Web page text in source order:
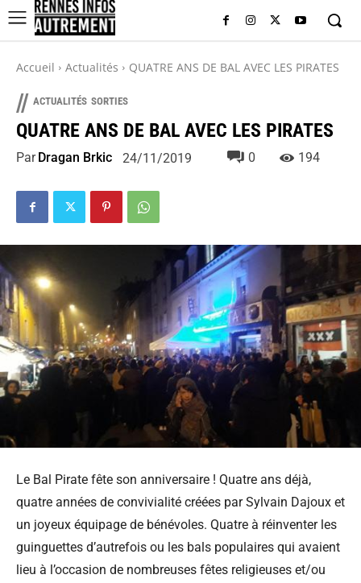
Accueil Actualités QUATRE ANS DE BAL AVEC LES PIRATES
// ACTUALITÉS SORTIES
QUATRE ANS DE BAL AVEC LES PIRATES
Par Dragan Brkic 24/11/2019 0 194
Le Bal Pirate fête son anniversaire ! Quatre ans déjà,
quatre années de convivialité créées par Sylvain Dajoux et
un joyeux équipage de bénévoles. Quatre à réinventer les
guinguettes d’autrefois ou les bals populaires qui avaient
lieu à l’occasion de nombreuses fêtes religieuses et/ou